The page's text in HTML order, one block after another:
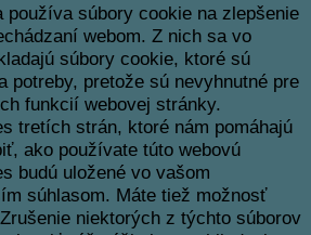
používa súbory cookie na zlepšenie
webom. Z nich sa vo
súbory cookie, ktoré sú
potreby, pretože sú nevyhnutné pre
funkcií webovej stránky.
tretích strán, ktoré nám pomáhajú
ako používate túto webovú
budú uložené vo vašom
súhlasom. Máte tiež možnosť
Zrušenie niektorých z týchto súborov